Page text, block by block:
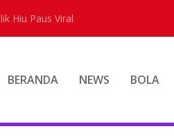
Hiu Paus Viral
BERANDA NEWS BOLA